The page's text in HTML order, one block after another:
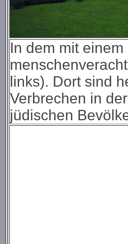
In dem mit
links). Dort sind
Verbrechen in
jüdischen